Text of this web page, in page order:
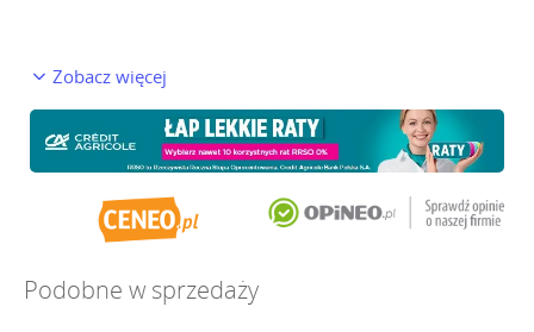
Zobacz więcej
Podobne w sprzedaży